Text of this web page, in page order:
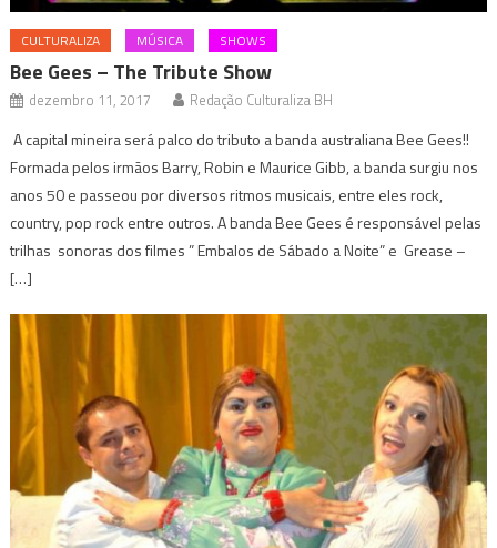
CULTURALIZA MÚSICA SHOWS
Bee Gees – The Tribute Show
dezembro 11, 2017 Redação Culturaliza BH
A capital mineira será palco do tributo a banda australiana Bee Gees!!
Formada pelos irmãos Barry, Robin e Maurice Gibb, a banda surgiu nos
anos 50 e passeou por diversos ritmos musicais, entre eles rock,
country, pop rock entre outros. A banda Bee Gees é responsável pelas
trilhas sonoras dos filmes ” Embalos de Sábado a Noite” e Grease –
[…]